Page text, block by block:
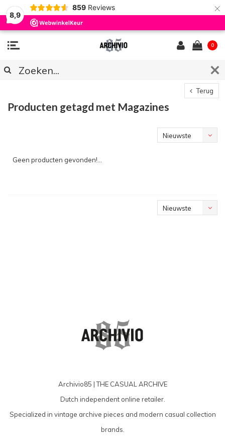
8,9
859 Reviews ×
0
Terug
Producten getagd met Magazines
Nieuwste
Geen producten gevonden!...
Nieuwste
Archivio85 | THE CASUAL ARCHIVE
Dutch independent online retailer.
Specialized in vintage archive pieces and modern casual collection
brands.